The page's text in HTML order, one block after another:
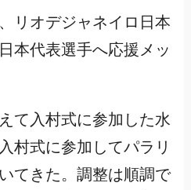
リオデジャネイロ日本
本代表選手へ応援メッ
て入村式に参加した水
村式に参加してパラリ
てきた。調整は順調で